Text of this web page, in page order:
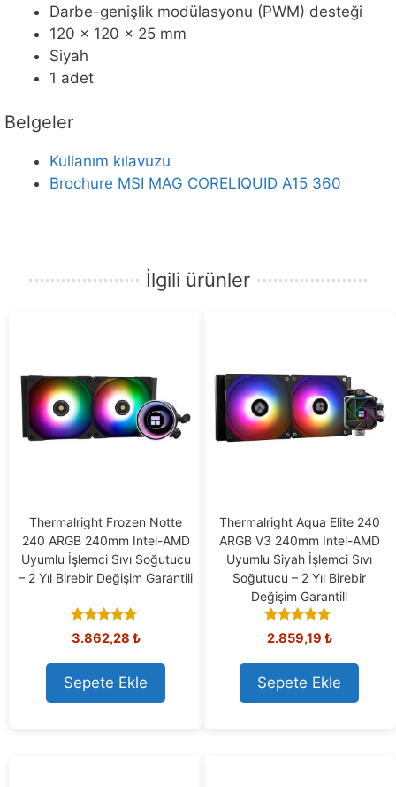
Darbe-genişlik modülasyonu (PWM) desteği
120 x 120 x 25 mm
Siyah
1 adet
Belgeler
Kullanım kılavuzu
Brochure MSI MAG CORELIQUID A15 360
İlgili ürünler
Thermalright Frozen Notte
240 ARGB 240mm Intel-AMD
Uyumlu İşlemci Sıvı Soğutucu
– 2 Yıl Birebir Değişim Garantili
5.00
out of 5
3.862,28 ₺
Sepete Ekle
Thermalright Aqua Elite 240
ARGB V3 240mm Intel-AMD
Uyumlu Siyah İşlemci Sıvı
Soğutucu – 2 Yıl Birebir
Değişim Garantili
5.00
out of 5
2.859,19 ₺
Sepete Ekle